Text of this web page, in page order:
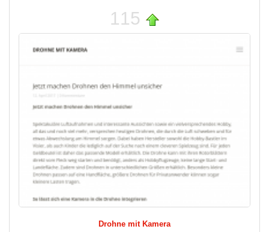
115
Drohne mit Kamera